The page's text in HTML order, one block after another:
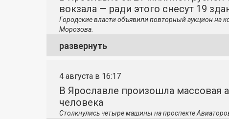
вокзала — ради этого снесут 19
Городские власти объявили повторный аукцион на
Морозова.
развернуть
4 августа в 16:17
В Ярославле произошла массовая
человека
Столкнулись четыре машины на проспекте